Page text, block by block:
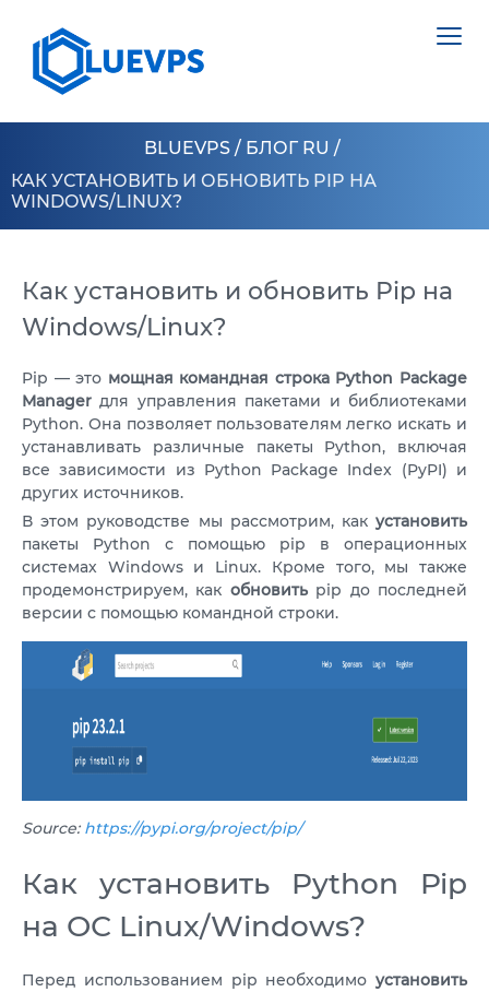
VPS ГОНКОНГ
VPS США >
VPS ЛОС АНДЖЕЛЕС
VPS АТЛАНТА
VPS АШБЕРН
VPS ИЗРАИЛЬ
VPS АВСТРАЛИЯ
VPS СИНГАПУР
VPS ИТАЛИЯ
VPS ИСПАНИЯ
VPS ГЕРМАНИЯ >
VPS ФРАНКФУРТ
VPS ДЮСЕЛЬДОРФ
СЕРВЕРИ >
ВИДІЛЕНИЙ СЕРВЕР НІДЕРЛАНДИ
ВИДІЛЕНИЙ СЕРВЕР ПОЛЬЩА
ВИДІЛЕНИЙ СЕРВЕР ЕСТОНІЯ
ВИДІЛЕНИЙ СЕРВЕР КІПР
ГОНКОНГ
10 GBPS VPS
СЛУЖБА ПОДДЕРЖКИ
КОЛОКЕЙШН
RU
BLUEVPS / БЛОГ RU /
КАК УСТАНОВИТЬ И ОБНОВИТЬ PIP НА
WINDOWS/LINUX?
Как установить и обновить Pip на
Windows/Linux?
Pip — это мощная командная строка Python Package
Manager для управления пакетами и библиотеками
Python. Она позволяет пользователям легко искать и
устанавливать различные пакеты Python, включая
все зависимости из Python Package Index (PyPI) и
других источников.
В этом руководстве мы рассмотрим, как установить
пакеты Python с помощью pip в операционных
системах Windows и Linux. Кроме того, мы также
продемонстрируем, как обновитьpip до последней
версии с помощью командной строки.
Source: https://pypi.org/project/pip/
Как установить Python Pip
на ОС Linux/Windows?
Перед использованием pip необходимо установить